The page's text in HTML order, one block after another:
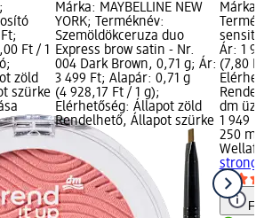
Ft / 1
zöld
szürke
Márka: MAYBELLINE NEW
YORK; Terméknév:
Szemöldökceruza duo
Express brow satin - Nr.
004 Dark Brown, 0,71 g; Ár:
3 499 Ft; Alapár: 0,71 g
(4 928,17 Ft / 1 g);
Elérhetőség: Állapot zöld
Rendelhető, Állapot szürke
Márka:
Ár: 1
(7,80 Ft
dm
1 949 Ft
250 ml
strong,